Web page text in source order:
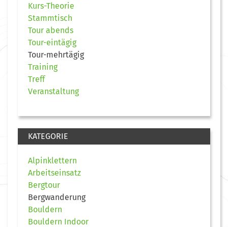
Kurs-Theorie
Stammtisch
Tour abends
Tour-eintägig
Tour-mehrtägig
Training
Treff
Veranstaltung
KATEGORIE
Alpinklettern
Arbeitseinsatz
Bergtour
Bergwanderung
Bouldern
Bouldern Indoor